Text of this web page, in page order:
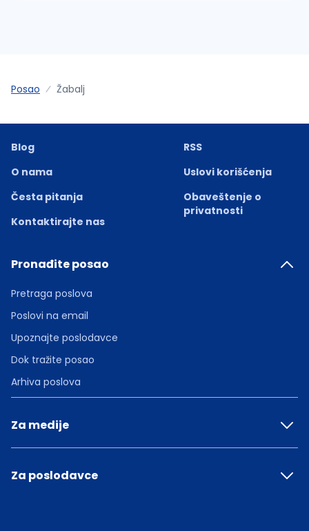
Posao Žabalj
Blog
O nama
Česta pitanja
Kontaktirajte nas
RSS
Uslovi korišćenja
Obaveštenje o
privatnosti
Pronađite posao
Pretraga poslova
Poslovi na email
Upoznajte poslodavce
Dok tražite posao
Arhiva poslova
Za medije
Za poslodavce